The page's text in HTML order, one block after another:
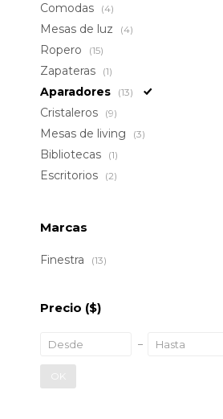
Comodas (4)
Mesas de luz (4)
Ropero (15)
Zapateras (1)
Aparadores (13)
Cristaleros (9)
Mesas de living (3)
Bibliotecas (1)
Escritorios (2)
Marcas
Finestra (13)
Precio ($)
OK